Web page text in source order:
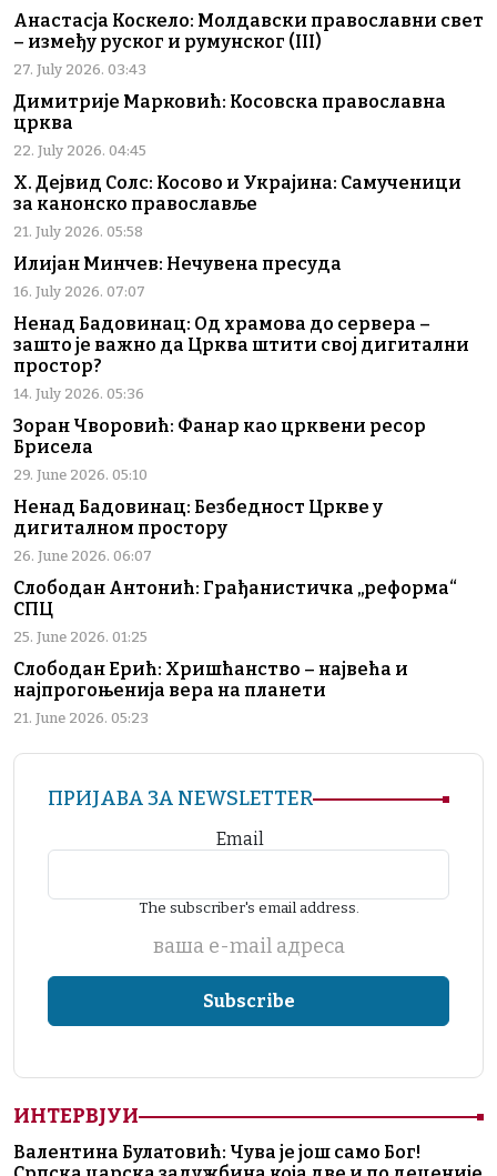
Анастасја Коскело: Молдавски православни свет
– између руског и румунског (III)
27. July 2026. 03:43
Димитрије Марковић: Косовска православна
црква
22. July 2026. 04:45
Х. Дејвид Солс: Косово и Украјина: Самученици
за канонско православље
21. July 2026. 05:58
Илијан Минчев: Нечувена пресуда
16. July 2026. 07:07
Ненад Бадовинац: Од храмова до сервера –
зашто је важно да Црква штити свој дигитални
простор?
14. July 2026. 05:36
Зоран Чворовић: Фанар као црквени ресор
Брисела
29. June 2026. 05:10
Ненад Бадовинац: Безбедност Цркве у
дигиталном простору
26. June 2026. 06:07
Слободан Антонић: Грађанистичка „реформа“
СПЦ
25. June 2026. 01:25
Слободан Ерић: Хришћанство – највећа и
најпрогоњенија вера на планети
21. June 2026. 05:23
ПРИЈАВА ЗА NEWSLETTER
Email
The subscriber's email address.
ваша е-mail адреса
ИНТЕРВЈУИ
Валентина Булатовић: Чува је још само Бог!